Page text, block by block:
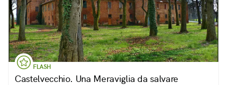
FLASH
Castelvecchio. Una Meraviglia da salvare